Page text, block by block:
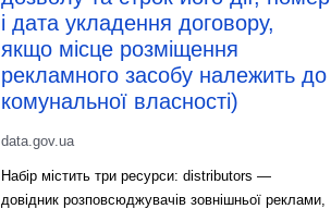
і дата укладення договору,
якщо місце розміщення
рекламного засобу належить до
комунальної власності)
data.gov.ua
Набір містить три ресурси: distributors —
довідник розповсюджувачів зовнішньої реклами,